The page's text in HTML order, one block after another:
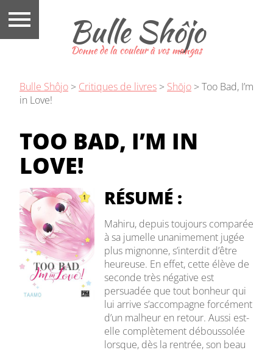
Bulle Shôjo
Donne de la couleur à vos mangas
Bulle Shôjo > Critiques de livres > Shōjo >Too Bad, I’m
in Love!
TOO BAD, I’M IN
LOVE!
RÉSUMÉ :
Mahiru, depuis toujours comparée
à sa jumelle unanimement jugée
plus mignonne, s’interdit d’être
heureuse. En effet, cette élève de
seconde très négative est
persuadée que tout bonheur qui
lui arrive s’accompagne forcément
d’un malheur en retour. Aussi est-
elle complètement déboussolée
lorsque, dès la rentrée, son beau